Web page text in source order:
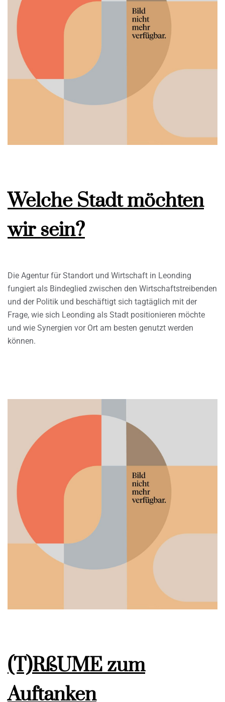
Welche Stadt möchten
wir sein?
Die Agentur für Standort und Wirtschaft in Leonding
fungiert als Bindeglied zwischen den Wirtschaftstreibenden
und der Politik und beschäftigt sich tagtäglich mit der
Frage, wie sich Leonding als Stadt positionieren möchte
und wie Synergien vor Ort am besten genutzt werden
können.
(T)RßUME zum
Auftanken